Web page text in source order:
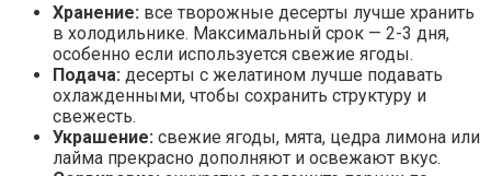
Хранение: все творожные десерты лучше хранить
в холодильнике. Максимальный срок — 2-3 дня,
особенно если используется свежие ягоды.
Подача: десерты с желатином лучше подавать
охлажденными, чтобы сохранить структуру и
свежесть.
Украшение: свежие ягоды, мята, цедра лимона или
лайма прекрасно дополняют и освежают вкус.